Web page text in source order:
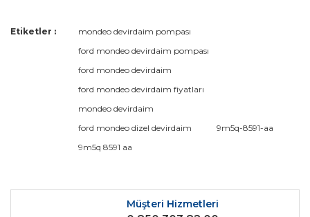
Bu ürüne ilk yorumu siz yapın!
Yorum Yaz
Bu ürünün fiyat bilgisi, resim, ürün açıklamalarında ve diğer
kullanarak tarafımıza iletebilirsiniz.
Görüş ve önerileriniz için teşekkür ederiz.
Etiketler :
mondeo devirdaim pompası
ford mondeo devirdaim pompası
ford mondeo devirdaim
ford mondeo devirdaim fiyatları
mondeo devirdaim
ford mondeo dizel devirdaim
9m5q-8591-aa
9m5q 8591 aa
Müşteri Hizmetleri